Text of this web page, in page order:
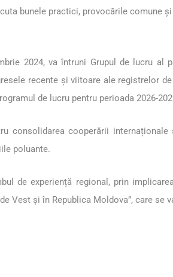
bunele practici, provocările comune
2024, va întruni Grupul de lucru
recente și viitoare ale registrelor
de lucru pentru perioada 2026-
consolidarea cooperării
poluante.
de experiență regional, prin
și în Republica Moldova”, care se